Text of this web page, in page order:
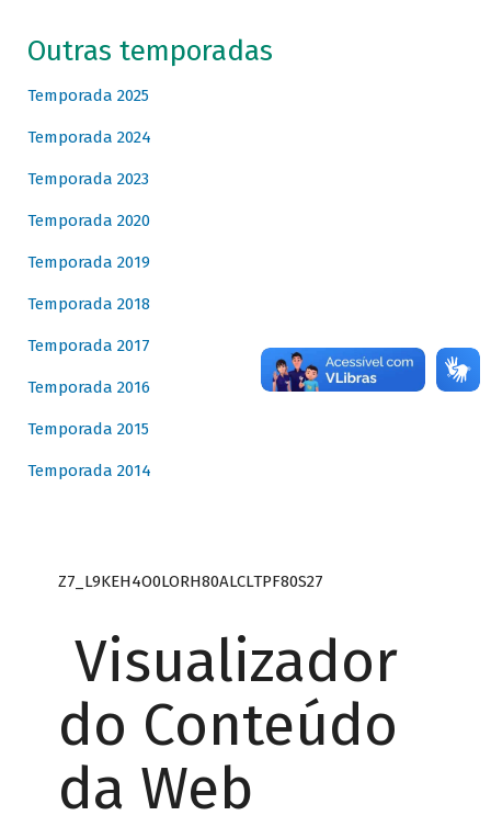
Outras temporadas
Temporada 2025
Temporada 2024
Temporada 2023
Temporada 2020
Temporada 2019
Temporada 2018
Temporada 2017
Temporada 2016
Temporada 2015
Temporada 2014
Z7_L9KEH4O0LORH80ALCLTPF80S27
Visualizador
do Conteúdo
da Web